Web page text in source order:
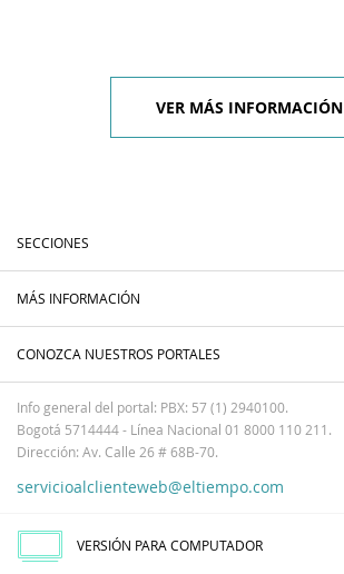
VER MÁS INFORMACIÓN
SECCIONES
MÁS INFORMACIÓN
CONOZCA NUESTROS PORTALES
Info general del portal: PBX: 57 (1) 2940100.
Bogotá 5714444 - Línea Nacional 01 8000 110 211.
Dirección: Av. Calle 26 # 68B-70.
servicioalclienteweb@eltiempo.com
VERSIÓN PARA COMPUTADOR